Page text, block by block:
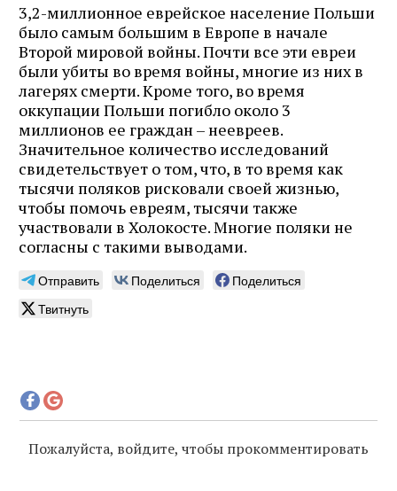
3,2-миллионное еврейское население Польши
было самым большим в Европе в начале
Второй мировой войны. Почти все эти евреи
были убиты во время войны, многие из них в
лагерях смерти. Кроме того, во время
оккупации Польши погибло около 3
миллионов ее граждан – неевреев.
Значительное количество исследований
свидетельствует о том, что, в то время как
тысячи поляков рисковали своей жизнью,
чтобы помочь евреям, тысячи также
участвовали в Холокосте. Многие поляки не
согласны с такими выводами.
Отправить Поделиться
Поделиться
Твитнуть
Пожалуйста, войдите, чтобы прокомментировать